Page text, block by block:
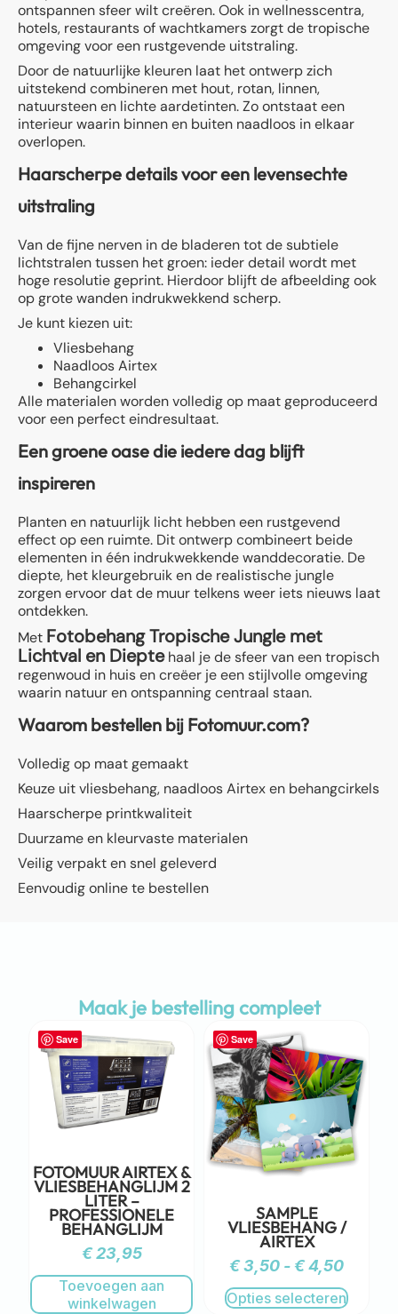
ontspannen sfeer wilt creëren. Ook in wellnesscentra,
hotels, restaurants of wachtkamers zorgt de tropische
omgeving voor een rustgevende uitstraling.
Door de natuurlijke kleuren laat het ontwerp zich
uitstekend combineren met hout, rotan, linnen,
natuursteen en lichte aardetinten. Zo ontstaat een
interieur waarin binnen en buiten naadloos in elkaar
overlopen.
Haarscherpe details voor een levensechte
uitstraling
Van de fijne nerven in de bladeren tot de subtiele
lichtstralen tussen het groen: ieder detail wordt met
hoge resolutie geprint. Hierdoor blijft de afbeelding ook
op grote wanden indrukwekkend scherp.
Je kunt kiezen uit:
Vliesbehang
Naadloos Airtex
Behangcirkel
Alle materialen worden volledig op maat geproduceerd
voor een perfect eindresultaat.
Een groene oase die iedere dag blijft
inspireren
Planten en natuurlijk licht hebben een rustgevend
effect op een ruimte. Dit ontwerp combineert beide
elementen in één indrukwekkende wanddecoratie. De
diepte, het kleurgebruik en de realistische jungle
zorgen ervoor dat de muur telkens weer iets nieuws laat
ontdekken.
Met Fotobehang Tropische Jungle met
Lichtval en Dieptehaal je de sfeer van een tropisch
regenwoud in huis en creëer je een stijlvolle omgeving
waarin natuur en ontspanning centraal staan.
Waarom bestellen bij Fotomuur.com?
Volledig op maat gemaakt
Keuze uit vliesbehang, naadloos Airtex en behangcirkels
Haarscherpe printkwaliteit
Duurzame en kleurvaste materialen
Veilig verpakt en snel geleverd
Eenvoudig online te bestellen
Maak je bestelling compleet
Save
FOTOMUUR AIRTEX &
VLIESBEHANGLIJM 2
LITER –
PROFESSIONELE
BEHANGLIJM
€23,95
Toevoegen aan
winkelwagen
Save
SAMPLE
VLIESBEHANG /
AIRTEX
€3,50 - €4,50
Opties selecteren